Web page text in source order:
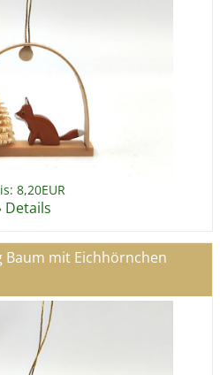
8,20EUR
Details
Baum mit Eichhörnchen